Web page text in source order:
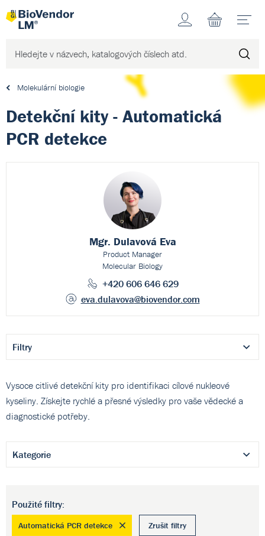
Účet
Molekulární biologie
Detekční kity - Automatická
PCR detekce
Mgr. Dulavová Eva
Product Manager
Molecular Biology
+420 606 646 629
eva.dulavova@biovendor.com
Filtry
Vysoce citlivé detekční kity pro identifikaci cílové nukleové
kyseliny. Získejte rychlé a přesné výsledky pro vaše vědecké a
diagnostické potřeby.
Kategorie
Použité filtry:
Automatická PCR detekce Zrušit filtry